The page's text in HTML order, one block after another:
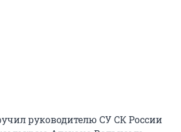
руководителю СУ СК России